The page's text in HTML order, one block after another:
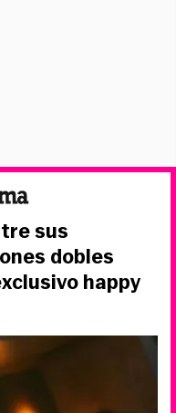
sus
dobles
happy